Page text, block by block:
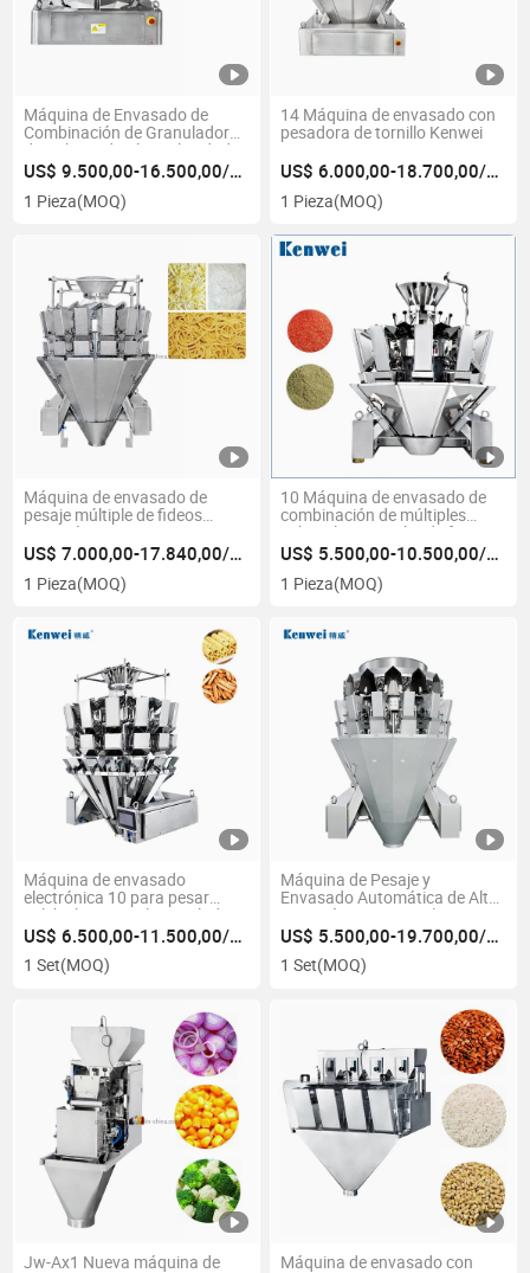
Máquina de Envasado de
Combinación de Granulador
de Cabeza de Alta Velocidad
16
US$ 9.500,00-16.500,00/Pieza
1 Pieza(MOQ)
14 Máquina de envasado con
pesadora de tornillo Kenwei
US$ 6.000,00-18.700,00/Pieza
1 Pieza(MOQ)
Máquina de envasado de
pesaje múltiple de fideos
automática 300mm
US$ 7.000,00-17.840,00/Pieza
1 Pieza(MOQ)
10 Máquina de envasado de
combinación de múltiples
cabezales a prueba de fugas
US$ 5.500,00-10.500,00/Pieza
1 Pieza(MOQ)
Máquina de envasado
electrónica 10 para pesar
salchichas en palitos salados
US$ 6.500,00-11.500,00/Set
1 Set(MOQ)
Máquina de Pesaje y
Envasado Automática de Alta
Precisión 14 para Aplicaciones
de Alimentos Pegajosos como
Mostaza, Encurtidos, Pescado
Pequeño y Más Materiales
US$ 5.500,00-19.700,00/Set
1 Set(MOQ)
Jw-Ax1 Nueva máquina de
Máquina de envasado con